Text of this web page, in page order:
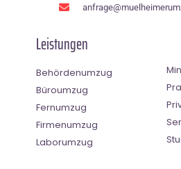
Leistungen
Behördenumzug
Büroumzug
Fernumzug
Firmenumzug
Laborumzug